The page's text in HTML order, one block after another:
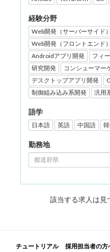
経験分野
Web開発（サーバーサイド）
Web開発（フロントエンド）
Androidアプリ開発
フィ
研究開発
コンシューマー
デスクトップアプリ開発
制御組み込み系開発
汎用
語学
日本語 英語 中国語
勤務地
都道府県
該当する求人は見
チュートリアル 採用担当者の方